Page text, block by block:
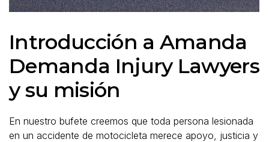
Introducción a Amanda
Demanda Injury Lawyers
y su misión
En nuestro bufete creemos que toda persona lesionada
en un accidente de motocicleta merece apoyo, justicia y